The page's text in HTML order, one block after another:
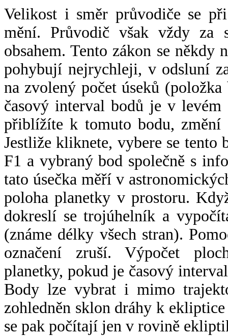
Velikost i směr průvodiče se
mění. Průvodič však vždy za
obsahem. Tento zákon se někdy
pohybují nejrychleji, v odsluní
na zvolený počet úseků
časový interval bodů je v
přiblížíte k tomuto bodu,
Jestliže kliknete, vybere se tento
F1 a vybraný bod společně s
tato úsečka měří v
poloha planetky v prostoru.
dokreslí se trojúhelník a
(známe délky všech stran).
označení zruší. Výpočet
planetky, pokud je časový
Body lze vybrat i mimo
zohledněn sklon dráhy k
se pak počítají jen v rovině